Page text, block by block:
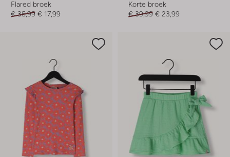
Flared broek
€ 35,99 € 17,99
Korte broek
€ 39,99 € 23,99